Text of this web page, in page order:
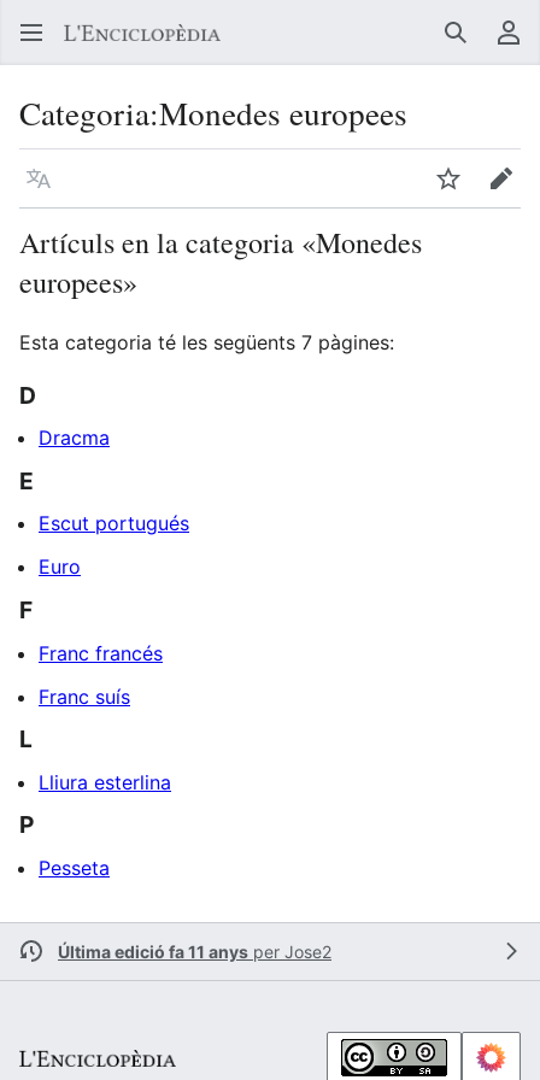
Buscar
Categoria:Monedes europees
Llegir en un atre idioma Vigilar
Artículs en la categoria «Monedes
europees»
Esta categoria té les següents 7 pàgines:
D
Dracma
E
Escut portugués
Euro
F
Franc francés
Franc suís
L
Lliura esterlina
P
Pesseta
Última edició fa 11 anys per Jose2